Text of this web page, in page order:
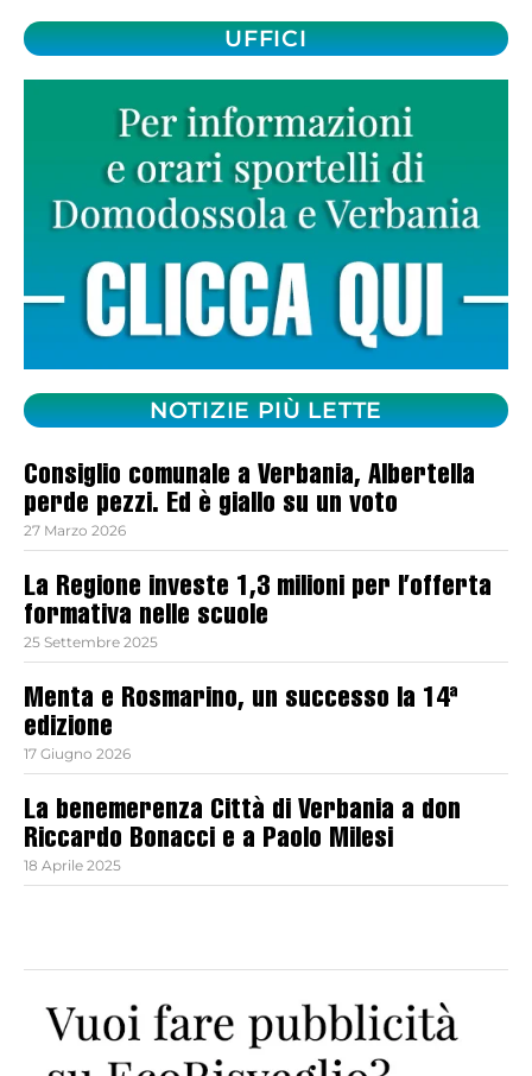
UFFICI
NOTIZIE PIÙ LETTE
Consiglio comunale a Verbania, Albertella
perde pezzi. Ed è giallo su un voto
27 Marzo 2026
La Regione investe 1,3 milioni per l’offerta
formativa nelle scuole
25 Settembre 2025
Menta e Rosmarino, un successo la 14ª
edizione
17 Giugno 2026
La benemerenza Città di Verbania a don
Riccardo Bonacci e a Paolo Milesi
18 Aprile 2025